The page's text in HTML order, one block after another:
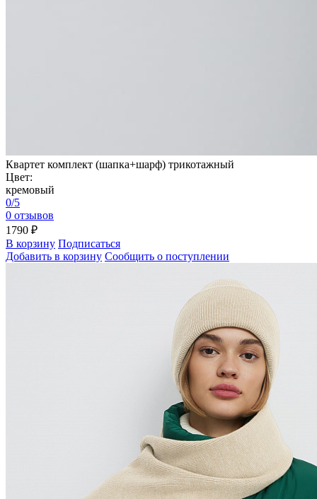
Квартет комплект (шапка+шарф) трикотажный
Цвет:
кремовый
0/5
0 отзывов
1790 ₽
В корзину Подписаться
Добавить в корзину Сообщить о поступлении